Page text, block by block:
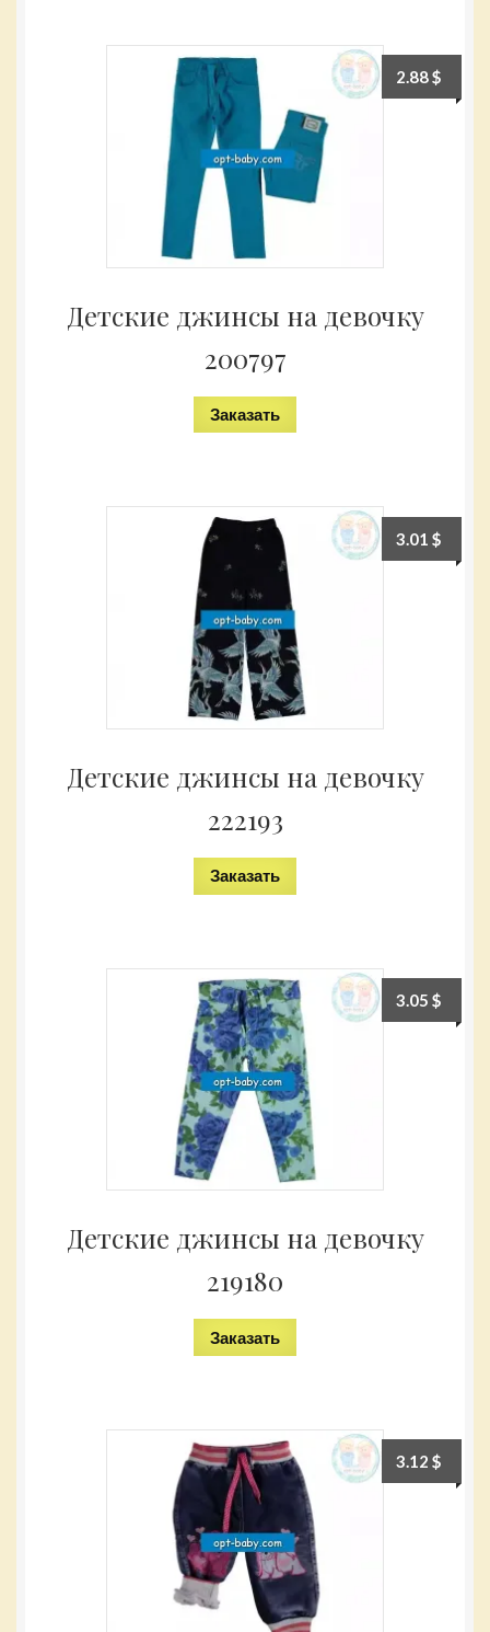
Детские джинсы на девочку
200797
2.88$
Заказать
Детские джинсы на девочку
222193
3.01$
Заказать
Детские джинсы на девочку
219180
3.05$
Заказать
3.12$